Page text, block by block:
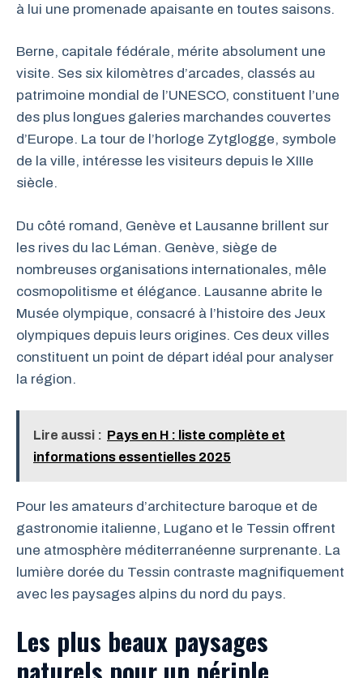
à lui une promenade apaisante en toutes saisons.
Berne, capitale fédérale, mérite absolument une
visite. Ses six kilomètres d’arcades, classés au
patrimoine mondial de l’UNESCO, constituent l’une
des plus longues galeries marchandes couvertes
d’Europe. La tour de l’horloge Zytglogge, symbole
de la ville, intéresse les visiteurs depuis le XIIIe
siècle.
Du côté romand, Genève et Lausanne brillent sur
les rives du lac Léman. Genève, siège de
nombreuses organisations internationales, mêle
cosmopolitisme et élégance. Lausanne abrite le
Musée olympique, consacré à l’histoire des Jeux
olympiques depuis leurs origines. Ces deux villes
constituent un point de départ idéal pour analyser
la région.
Lire aussi : Pays en H : liste complète et
informations essentielles 2025
Pour les amateurs d’architecture baroque et de
gastronomie italienne, Lugano et le Tessin offrent
une atmosphère méditerranéenne surprenante. La
lumière dorée du Tessin contraste magnifiquement
avec les paysages alpins du nord du pays.
Les plus beaux paysages